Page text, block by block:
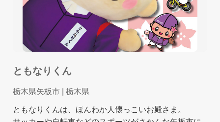
ともなりくん
栃木県矢板市 | 栃木県
ともなりくんは、ほんわか人懐っこいお殿さま。